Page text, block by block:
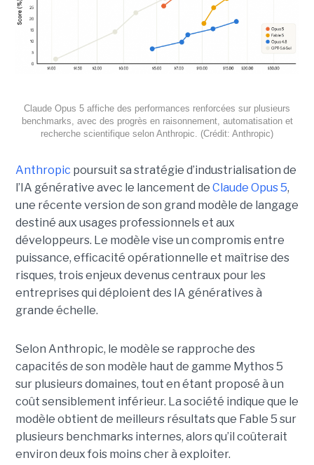
Claude Opus 5 affiche des performances renforcées sur plusieurs
benchmarks, avec des progrès en raisonnement, automatisation et
recherche scientifique selon Anthropic. (Crédit: Anthropic)
Anthropic poursuit sa stratégie d’industrialisation de
l’IA générative avec le lancement de Claude Opus 5,
une récente version de son grand modèle de langage
destiné aux usages professionnels et aux
développeurs. Le modèle vise un compromis entre
puissance, efficacité opérationnelle et maîtrise des
risques, trois enjeux devenus centraux pour les
entreprises qui déploient des IA génératives à
grande échelle.
Selon Anthropic, le modèle se rapproche des
capacités de son modèle haut de gamme Mythos 5
sur plusieurs domaines, tout en étant proposé à un
coût sensiblement inférieur. La société indique que le
modèle obtient de meilleurs résultats que Fable 5 sur
plusieurs benchmarks internes, alors qu’il coûterait
environ deux fois moins cher à exploiter.